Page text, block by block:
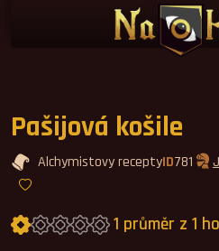
Pašijová košile
Alchymistovy receptyID781
1 průměr z 1
Průměrné hodnocení 1,0.